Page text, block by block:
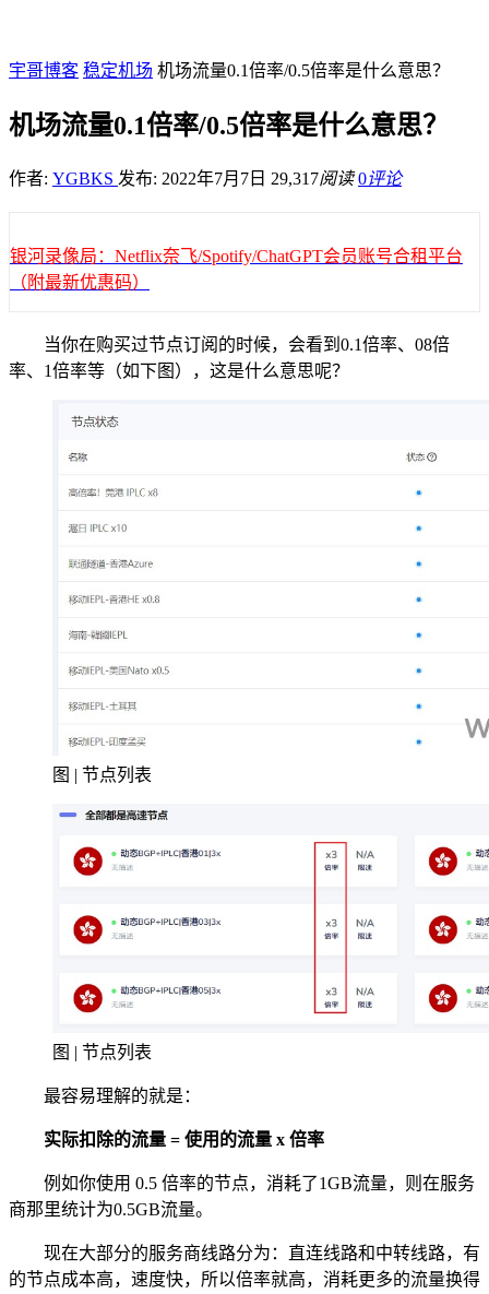
宇哥博客 稳定机场 机场流量0.1倍率/0.5倍率是什么意思？
机场流量0.1倍率/0.5倍率是什么意思？
作者: YGBKS 发布: 2022年7月7日 29,317阅读 0评论
银河录像局：Netflix奈飞/Spotify/ChatGPT会员账号合租平台
（附最新优惠码）
当你在购买过节点订阅的时候，会看到0.1倍率、08倍
率、1倍率等（如下图），这是什么意思呢？
图 | 节点列表
图 | 节点列表
最容易理解的就是：
实际扣除的流量 = 使用的流量 x 倍率
例如你使用 0.5 倍率的节点，消耗了1GB流量，则在服务
商那里统计为0.5GB流量。
现在大部分的服务商线路分为：直连线路和中转线路，有
的节点成本高，速度快，所以倍率就高，消耗更多的流量换得